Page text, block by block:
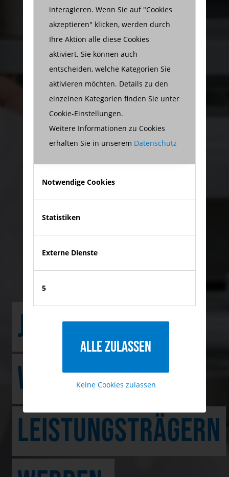
interagieren. Wenn Sie auf "Cookies
akzeptieren" klicken, werden durch
Ihre Aktion alle diese Cookies
aktiviert. Sie können auch
entscheiden, welche Kategorien Sie
aktivieren möchten. Details zu den
einzelnen Kategorien finden Sie unter
Cookie-Einstellungen.
Weitere Informationen zu Cookies
erhalten Sie in unserem Datenschutz
Notwendige Cookies
Statistiken
Externe Dienste
5
Alle zulassen
Keine Cookies zulassen
JUGEND FORSCHT:
WIE ANFÄNGER ZU
LEISTUNGSTRÄGERN